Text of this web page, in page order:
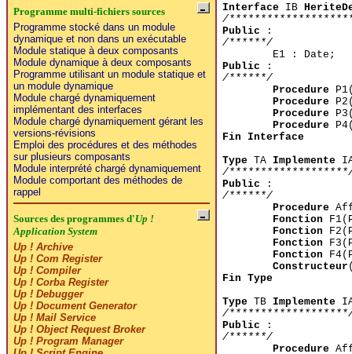
Programme multi-fichiers sources
Programme stocké dans un module
dynamique et non dans un exécutable
Module statique à deux composants
Module dynamique à deux composants
Programme utilisant un module statique et
un module dynamique
Module chargé dynamiquement
implémentant des interfaces
Module chargé dynamiquement gérant les
versions-révisions
Emploi des procédures et des méthodes
sur plusieurs composants
Module interprété chargé dynamiquement
Module comportant des méthodes de
rappel
Sources des programmes d'Up !
Application System
Up ! Archive
Up ! Com Register
Up ! Compiler
Up ! Corba Register
Up ! Debugger
Up ! Document Generator
Up ! Mail Service
Up ! Object Request Broker
Up ! Program Manager
InterfaceIB
/
Public :
/******/
E1 : Date;
Public :
/******/
Procedure
Procedure
Procedure
Procedure
Fin Interface
TypeTA Implemente
/
Public :
/******/
Procedure
Fonction
Fonction
Fonction
Fonction
Constructeur
Fin Type
TypeTB Implemente
/
Public :
/******/
Procedure